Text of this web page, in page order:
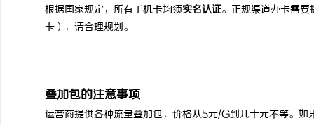
根据国家规定，所有手机卡均须实名认证。正规渠道办卡需
卡），请合理规划。
叠加包的注意事项
运营商提供各种流量叠加包，价格从5元/G到几十元不等。如